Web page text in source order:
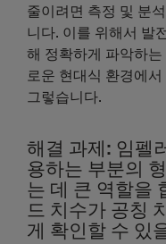
줄이려면 측정 및 분
니다. 이를 위해서 발
해 정확하게 파악하
로운 현대식 환경에
그렇습니다.
해결 과제: 임펠
용하는 부분의
는 데 큰 역할을
드 치수가 공칭
게 확인할 수 있